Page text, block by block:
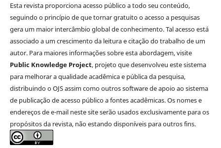
Esta revista proporciona acesso público a todo seu conteúdo,
seguindo o princípio de que tornar gratuito o acesso a pesquisas
gera um maior intercâmbio global de conhecimento. Tal acesso está
associado a um crescimento da leitura e citação do trabalho de um
autor. Para maiores informações sobre esta abordagem, visite
Public Knowledge Project, projeto que desenvolveu este sistema
para melhorar a qualidade acadêmica e pública da pesquisa,
distribuindo o OJS assim como outros software de apoio ao sistema
de publicação de acesso público a fontes acadêmicas. Os nomes e
endereços de e-mail neste site serão usados exclusivamente para os
propósitos da revista, não estando disponíveis para outros fins.